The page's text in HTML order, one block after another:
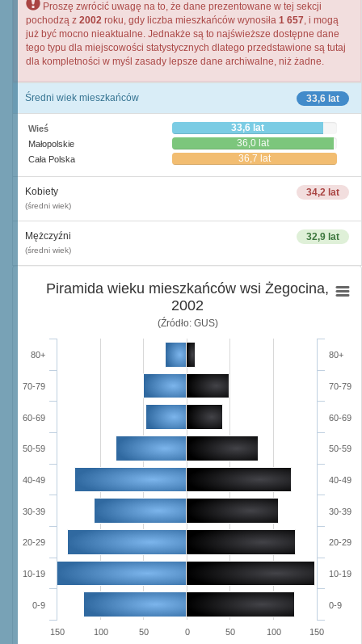
Proszę zwrócić uwagę na to, że dane prezentowane w tej sekcji
pochodzą z 2002 roku, gdy liczba mieszkańców wynosiła 1 657, i mogą
już być mocno nieaktualne. Jednakże są to najświeższe dostępne dane
tego typu dla miejscowości statystycznych dlatego przedstawione są tutaj
dla kompletności w myśl zasady lepsze dane archiwalne, niż żadne.
33,6 lat
Średni wiek mieszkańców
Wieś 33,6 lat
Małopolskie 36,0 lat
Cała Polska 36,7 lat
34,2 lat
Kobiety
(średni wiek)
32,9 lat
Mężczyźni
(średni wiek)
Piramida wieku mieszkańców wsi Żegocina,
2002
(Źródło: GUS)
0-9
10-19
20-29
30-39
40-49
50-59
60-69
70-79
80+
0-9
10-19
20-29
30-39
40-49
50-59
60-69
70-79
80+
150 100 50 0 50 100 150